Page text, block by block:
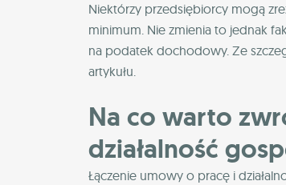
Niektórzy przedsiębiorcy mogą
minimum. Nie zmienia to jednak
na podatek dochodowy. Ze
artykułu.
Na co warto
działalność
Łączenie umowy o pracę i